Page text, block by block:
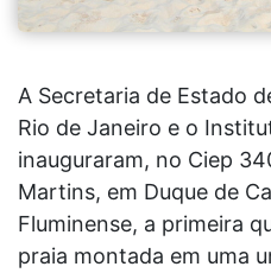
A Secretaria de Estado
Rio de Janeiro e o
inauguraram, no Ciep
Martins, em Duque de
Fluminense, a primeira
praia montada em uma